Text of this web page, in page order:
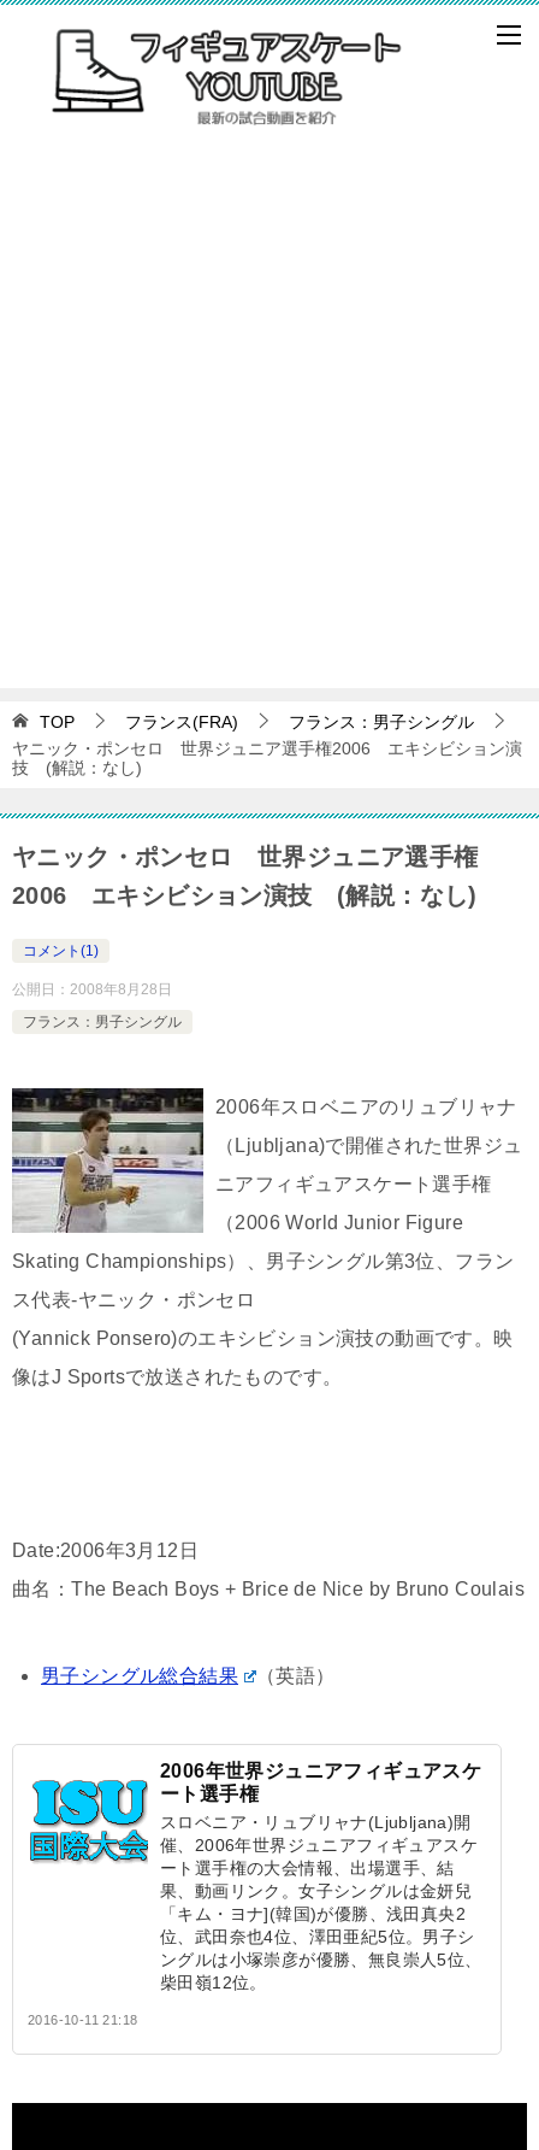
TOP フランス(FRA)
フランス：男子シングル
ヤニック・ポンセロ 世界ジュニア選手権2006 エキシビション演
技 (解説：なし)
ヤニック・ポンセロ 世界ジュニア選手権
2006 エキシビション演技 (解説：なし)
コメント(1)
公開日： 2008年8月28日
フランス：男子シングル
2006年スロベニアのリュブリャナ
（Ljubljana)で開催された世界ジュ
ニアフィギュアスケート選手権
（2006 World Junior Figure
Skating Championships）、男子シングル第3位、フラン
ス代表-ヤニック・ポンセロ
(Yannick Ponsero)のエキシビション演技の動画です。映
像はJ Sportsで放送されたものです。
Date:2006年3月12日
曲名：The Beach Boys + Brice de Nice by Bruno Coulais
男子シングル総合結果 （英語）
2006年世界ジュニアフィギュアスケ
ート選手権
スロベニア・リュブリャナ(Ljubljana)開
催、2006年世界ジュニアフィギュアスケ
ート選手権の大会情報、出場選手、結
果、動画リンク。女子シングルは金妍兒
「キム・ヨナ](韓国)が優勝、浅田真央2
位、武田奈也4位、澤田亜紀5位。男子シ
ングルは小塚崇彦が優勝、無良崇人5位、
柴田嶺12位。
2016-10-11 21:18